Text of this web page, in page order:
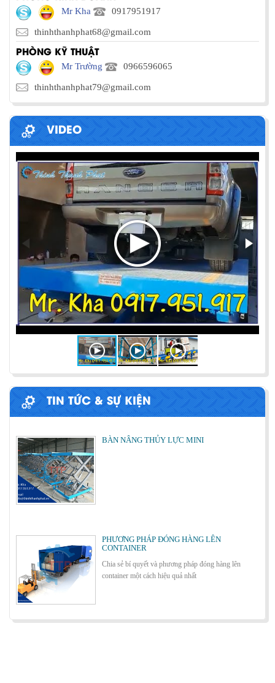
Mr Kha 0917951917
thinhthanhphat68@gmail.com
PHÒNG KỸ THUẬT
Mr Trường 0966596065
thinhthanhphat79@gmail.com
VIDEO
TIN TỨC & SỰ KIỆN
PHƯƠNG PHÁP ĐÓNG HÀNG LÊN
CONTAINER
Chia sẻ bí quyết và phương pháp đóng hàng lên
container một cách hiệu quả nhất
ỨNG DỤNG CỦA BÀN NÂNG THỦY LỰC
Cùng tìm hiểu về ứng dụng của bàn nâng thủy lực
trong các lĩnh vực, ngành nghề.
CONTAINER
container một cách hiệu quả nhất